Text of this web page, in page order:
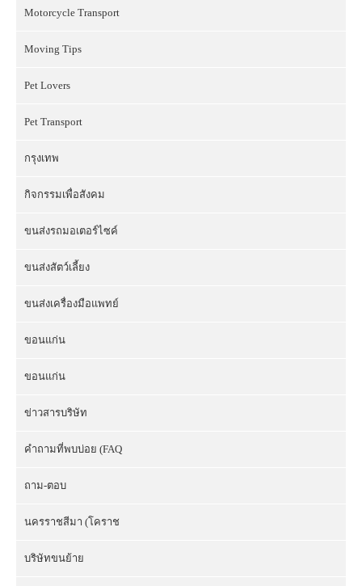
Motorcycle Transport
Moving Tips
Pet Lovers
Pet Transport
กรุงเทพ
กิจกรรมเพื่อสังคม
ขนส่งรถมอเตอร์ไซค์
ขนส่งสัตว์เลี้ยง
ขนส่งเครื่องมือแพทย์
ขอนแก่น
ขอนแก่น
ข่าวสารบริษัท
คำถามที่พบบ่อย (FAQ
ถาม-ตอบ
นครราชสีมา (โคราช
บริษัทขนย้าย